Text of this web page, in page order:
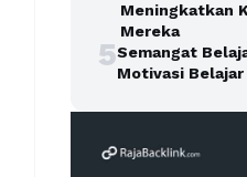
Meningkatkan
Mereka
5Semangat
Motivasi Belajar